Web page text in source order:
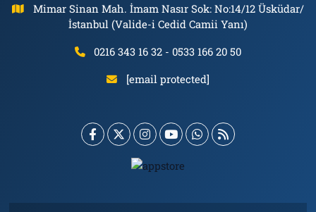
Mimar Sinan Mah. İmam Nasır Sok: No:14/12 Üsküdar/
İstanbul (Valide-i Cedid Camii Yanı)
0216 343 16 32 - 0533 166 20 50
[email protected]